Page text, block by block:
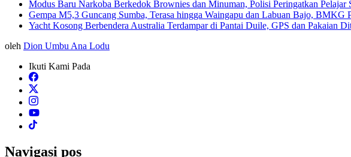
Modus Baru Narkoba Berkedok Brownies dan Minuman, Polisi Peringatkan Pelajar
Gempa M5,3 Guncang Sumba, Terasa hingga Waingapu dan Labuan Bajo, BMKG
Yacht Kosong Berbendera Australia Terdampar di Pantai Duile, GPS dan Pakaian
oleh Dion Umbu Ana Lodu
Ikuti Kami Pada
Navigasi pos